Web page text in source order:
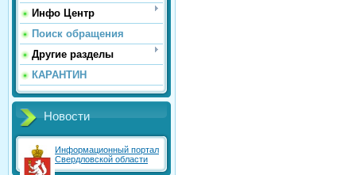
Инфо Центр
Поиск обращения
Другие разделы
КАРАНТИН
Новости
Информационный портал
Свердловской области